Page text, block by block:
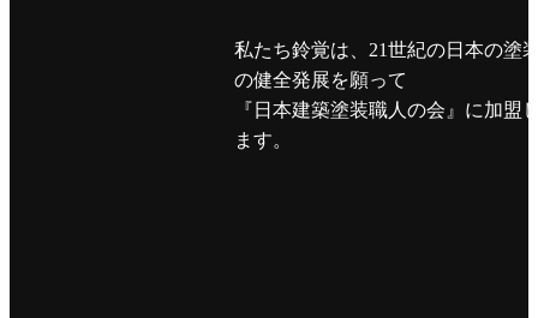
私たち鈴覚は、21世紀の日本の塗
の健全発展を願って
『日本建築塗装職人の会』に加盟
ます。